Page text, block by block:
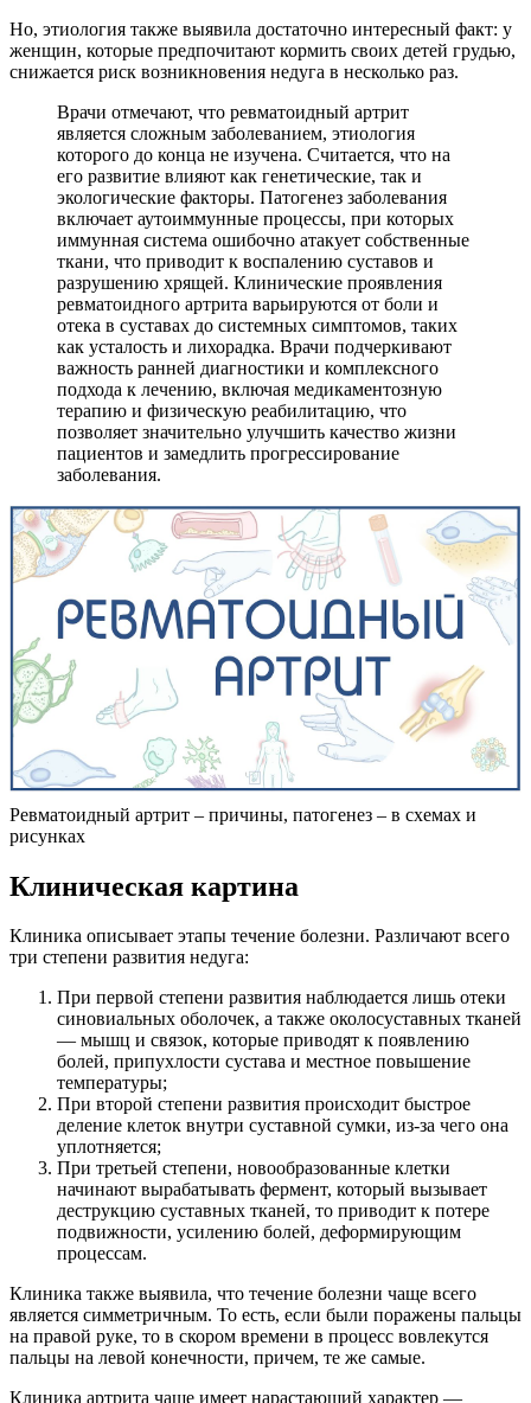
Но, этиология также выявила достаточно интересный факт: у
женщин, которые предпочитают кормить своих детей грудью,
снижается риск возникновения недуга в несколько раз.
Врачи отмечают, что ревматоидный артрит
является сложным заболеванием, этиология
которого до конца не изучена. Считается, что на
его развитие влияют как генетические, так и
экологические факторы. Патогенез заболевания
включает аутоиммунные процессы, при которых
иммунная система ошибочно атакует собственные
ткани, что приводит к воспалению суставов и
разрушению хрящей. Клинические проявления
ревматоидного артрита варьируются от боли и
отека в суставах до системных симптомов, таких
как усталость и лихорадка. Врачи подчеркивают
важность ранней диагностики и комплексного
подхода к лечению, включая медикаментозную
терапию и физическую реабилитацию, что
позволяет значительно улучшить качество жизни
пациентов и замедлить прогрессирование
заболевания.
Ревматоидный артрит – причины, патогенез – в схемах и
рисунках
Клиническая картина
Клиника описывает этапы течение болезни. Различают всего
три степени развития недуга:
При первой степени развития наблюдается лишь отеки
синовиальных оболочек, а также околосуставных тканей
— мышц и связок, которые приводят к появлению
болей, припухлости сустава и местное повышение
температуры;
При второй степени развития происходит быстрое
деление клеток внутри суставной сумки, из-за чего она
уплотняется;
При третьей степени, новообразованные клетки
начинают вырабатывать фермент, который вызывает
деструкцию суставных тканей, то приводит к потере
подвижности, усилению болей, деформирующим
процессам.
Клиника также выявила, что течение болезни чаще всего
является симметричным. То есть, если были поражены пальцы
на правой руке, то в скором времени в процесс вовлекутся
пальцы на левой конечности, причем, те же самые.
Клиника артрита чаще имеет нарастающий характер —